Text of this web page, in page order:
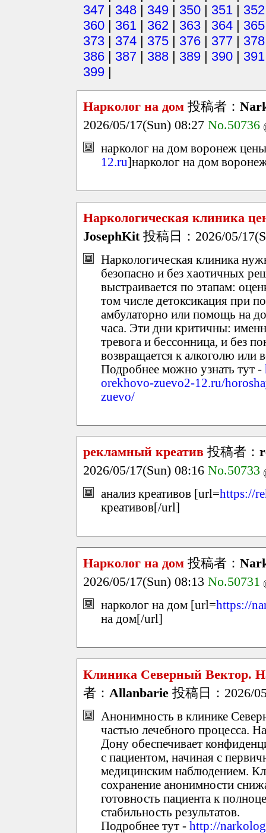
347 | 348 | 349 | 350 | 351 | 352
360 | 361 | 362 | 363 | 364 | 365
373 | 374 | 375 | 376 | 377 | 378
386 | 387 | 388 | 389 | 390 | 391
399 |
Нарколог на дом 投稿者：
2026/05/17(Sun) 08:27 No.50736
нарколог на дом воронеж
12.ru]нарколог на дом
Наркологическая клиника
JosephKit投稿日：2026/05/
Наркологическая клиника
безопасно и без хаотичных
выстраивается по этапам:
том числе детоксикация при
амбулаторно или помощь на
часа. Эти дни критичны:
тревога и бессонница, и без
возвращается к алкоголю или
Подробнее можно узнать тут -
orekhovo-zuevo2-12.ru/
zuevo/
рекламный креатив 投稿者：
2026/05/17(Sun) 08:16 No.50733
анализ креативов [url=https://
креативов[/url]
Нарколог на дом 投稿者：
2026/05/17(Sun) 08:13 No.50731
нарколог на дом [url=https://
на дом[/url]
Клиника Северный Вектор.
者： Allanbarie 投稿日：2026/
Анонимность в клинике
частью лечебного процесса.
Дону обеспечивает
с пациентом, начиная с
медицинским наблюдением.
сохранение анонимности
готовность пациента к
стабильность результатов.
Подробнее тут - http://